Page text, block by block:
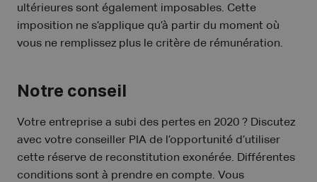
ultérieures sont également imposables. Cette
imposition ne s’applique qu’à partir du moment où
vous ne remplissez plus le critère de rémunération.
Notre conseil
Votre entreprise a subi des pertes en 2020 ? Discutez
avec votre conseiller PIA de l’opportunité d’utiliser
cette réserve de reconstitution exonérée. Différentes
conditions sont à prendre en compte. Vous